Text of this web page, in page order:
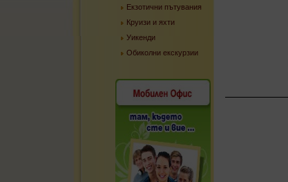
Екзотични пътувания
Круизи и яхти
Уикенди
Обиколни екскурзии